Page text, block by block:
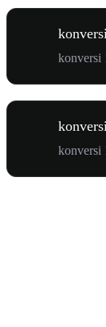
konversi
konversi